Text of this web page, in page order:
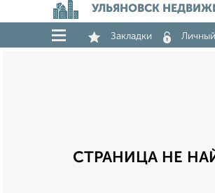
УЛЬЯНОВСК
Закладки
СТРАНИЦА НЕ